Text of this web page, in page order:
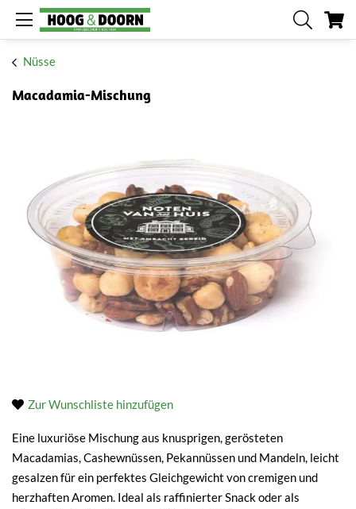
Nüsse
Macadamia-Mischung
Zur Wunschliste hinzufügen
Eine luxuriöse Mischung aus knusprigen, gerösteten
Macadamias, Cashewnüssen, Pekannüssen und Mandeln, leicht
gesalzen für ein perfektes Gleichgewicht von cremigen und
herzhaften Aromen. Ideal als raffinierter Snack oder als